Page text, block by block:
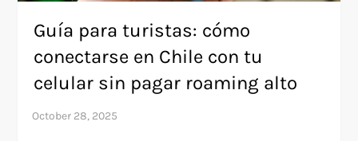
Guía para turistas: cómo
conectarse en Chile con tu
celular sin pagar roaming alto